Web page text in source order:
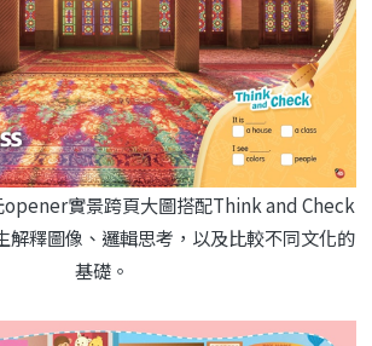
opener實景跨頁大圖搭配Think and Check
解釋圖像、邏輯思考，以及比較不同文化的
基礎。